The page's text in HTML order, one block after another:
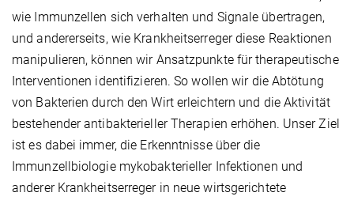
wie Immunzellen sich verhalten und Signale übertragen,
und andererseits, wie Krankheitserreger diese Reaktionen
manipulieren, können wir Ansatzpunkte für therapeutische
Interventionen identifizieren. So wollen wir die Abtötung
von Bakterien durch den Wirt erleichtern und die Aktivität
bestehender antibakterieller Therapien erhöhen. Unser Ziel
ist es dabei immer, die Erkenntnisse über die
Immunzellbiologie mykobakterieller Infektionen und
anderer Krankheitserreger in neue wirtsgerichtete